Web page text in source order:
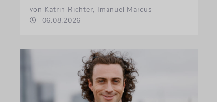
von Katrin Richter, Imanuel Marcus
06.08.2026